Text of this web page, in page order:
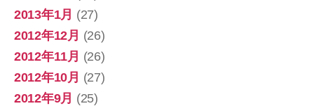
2013年1月 (27)
2012年12月 (26)
2012年11月 (26)
2012年10月 (27)
2012年9月 (25)